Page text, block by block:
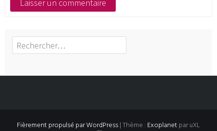
Rechercher :
Fièrement propulsé par WordPress|Thème : Exoplanet par uXL